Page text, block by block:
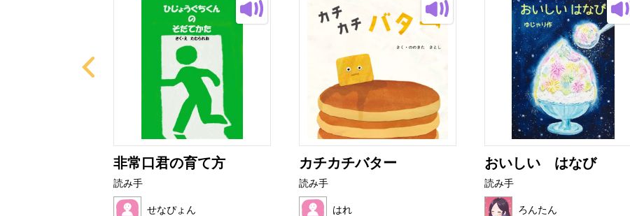
非常口君の育て方
読み手
せなぴょん
カチカチバター
読み手
はれ
おいしい はなび
読み手
ろんたん